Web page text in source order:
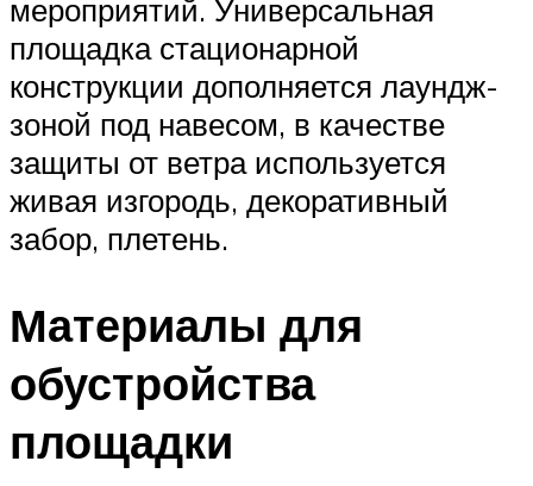
мероприятий. Универсальная
площадка стационарной
конструкции дополняется лаундж-
зоной под навесом, в качестве
защиты от ветра используется
живая изгородь, декоративный
забор, плетень.
Материалы для
обустройства
площадки